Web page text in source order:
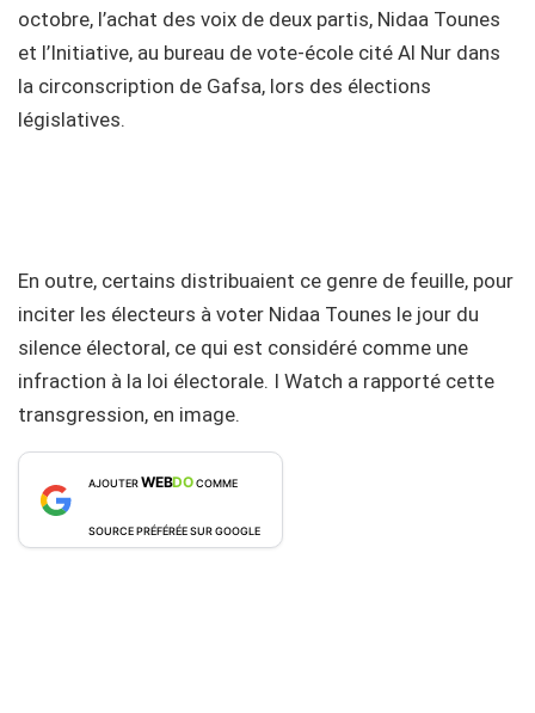
octobre, l’achat des voix de deux partis, Nidaa Tounes
et l’Initiative, au bureau de vote-école cité Al Nur dans
la circonscription de Gafsa, lors des élections
législatives.
En outre, certains distribuaient ce genre de feuille, pour
inciter les électeurs à voter Nidaa Tounes le jour du
silence électoral, ce qui est considéré comme une
infraction à la loi électorale. I Watch a rapporté cette
transgression, en image.
AJOUTERWEBDOCOMME
SOURCE PRÉFÉRÉE SUR GOOGLE